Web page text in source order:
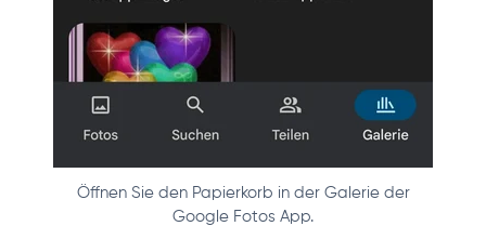
Öffnen Sie den Papierkorb in der Galerie der
Google Fotos App.